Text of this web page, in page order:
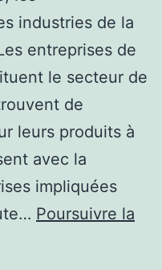
industries de la
entreprises de
le secteur de
de
leurs produits à
avec la
impliquées
Poursuivre la